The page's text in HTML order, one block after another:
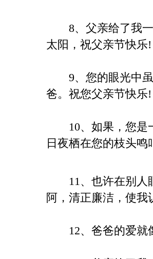
8、父亲给了我一
太阳，祝父亲节快乐!
9、您的眼光中虽
爸。祝您父亲节快乐!
10、如果，您是一
日夜栖在您的枝头
11、也许在别人眼
阿，清正廉洁，使
12、爸爸的爱就